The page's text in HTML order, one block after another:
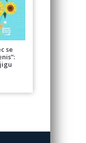
se